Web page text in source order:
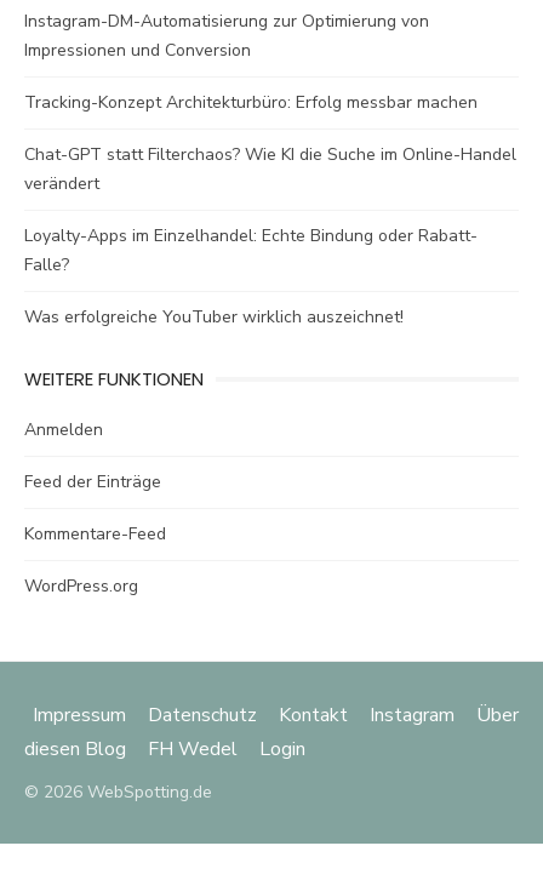
Instagram-DM-Automatisierung zur Optimierung von
Impressionen und Conversion
Tracking-Konzept Architekturbüro: Erfolg messbar machen
Chat-GPT statt Filterchaos? Wie KI die Suche im Online-Handel
verändert
Loyalty-Apps im Einzelhandel: Echte Bindung oder Rabatt-
Falle?
Was erfolgreiche YouTuber wirklich auszeichnet!
WEITERE FUNKTIONEN
Anmelden
Feed der Einträge
Kommentare-Feed
WordPress.org
Impressum Datenschutz Kontakt Instagram
Über
diesen Blog
FH Wedel Login
© 2026 WebSpotting.de